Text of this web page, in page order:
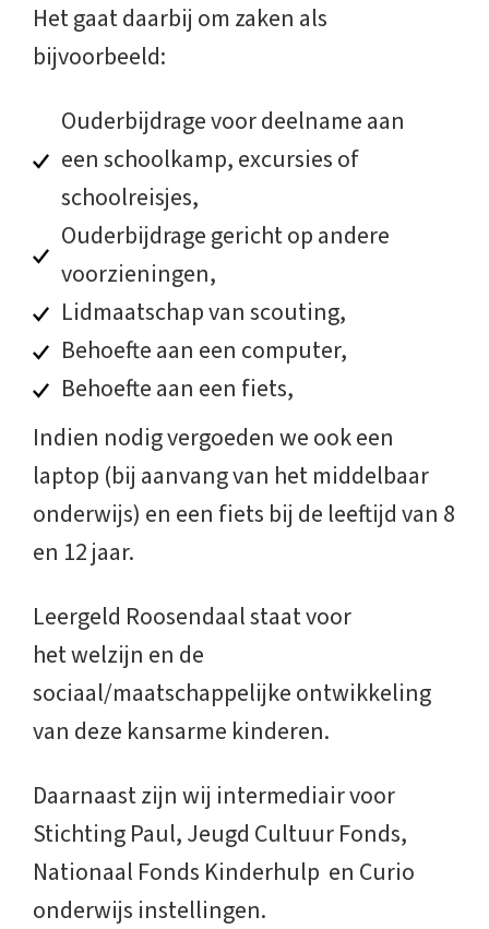
Het gaat daarbij om zaken als
bijvoorbeeld:
Ouderbijdrage voor deelname aan
een schoolkamp, excursies of
schoolreisjes,
Ouderbijdrage gericht op andere
voorzieningen,
Lidmaatschap van scouting,
Behoefte aan een computer,
Behoefte aan een fiets,
Indien nodig vergoeden we ook een
laptop (bij aanvang van het middelbaar
onderwijs) en een fiets bij de leeftijd van 8
en 12 jaar.
Leergeld Roosendaal staat voor
het welzijn en de
sociaal/maatschappelijke ontwikkeling
van deze kansarme kinderen.
Daarnaast zijn wij intermediair voor
Stichting Paul, Jeugd Cultuur Fonds,
Nationaal Fonds Kinderhulp en Curio
onderwijs instellingen.